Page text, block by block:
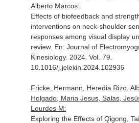
Alberto Marcos:
Effects of biofeedback and
interventions on neck-shoulder
responses among visual display
review. En: Journal of
Kinesiology. 2024. Vol. 79.
10.1016/j.jelekin.2024.102936
Fricke, Hermann, Heredia Rizo,
Holgado, Maria Jesus, Salas,
Lourdes M:
Exploring the Effects of Qigong,